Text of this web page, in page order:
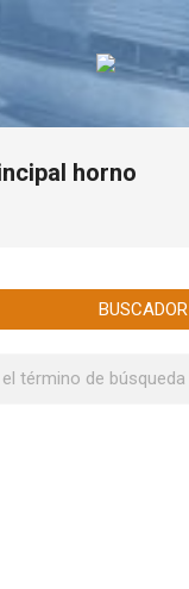
horno
BUSCADOR